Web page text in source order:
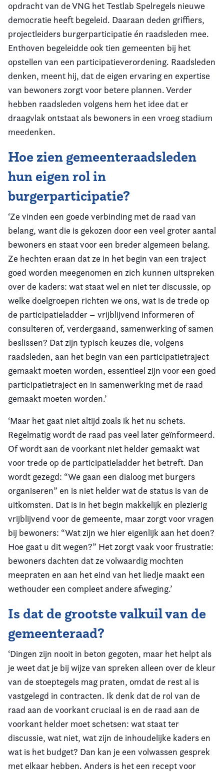
opdracht van de VNG het Testlab Spelregels nieuwe
democratie heeft begeleid. Daaraan deden griffiers,
projectleiders burgerparticipatie én raadsleden mee.
Enthoven begeleidde ook tien gemeenten bij het
opstellen van een participatieverordening. Raadsleden
denken, meent hij, dat de eigen ervaring en expertise
van bewoners zorgt voor betere plannen. Verder
hebben raadsleden volgens hem het idee dat er
draagvlak ontstaat als bewoners in een vroeg stadium
meedenken.
Hoe zien gemeenteraadsleden
hun eigen rol in
burgerparticipatie?
‘Ze vinden een goede verbinding met de raad van
belang, want die is gekozen door een veel groter aantal
bewoners en staat voor een breder algemeen belang.
Ze hechten eraan dat ze in het begin van een traject
goed worden meegenomen en zich kunnen uitspreken
over de kaders: wat staat wel en niet ter discussie, op
welke doelgroepen richten we ons, wat is de trede op
de participatieladder – vrijblijvend informeren of
consulteren of, verdergaand, samenwerking of samen
beslissen? Dat zijn typisch keuzes die, volgens
raadsleden, aan het begin van een participatietraject
gemaakt moeten worden, essentieel zijn voor een goed
participatietraject en in samenwerking met de raad
gemaakt moeten worden.’
‘Maar het gaat niet altijd zoals ik het nu schets.
Regelmatig wordt de raad pas veel later geïnformeerd.
Of wordt aan de voorkant niet helder gemaakt wat
voor trede op de participatieladder het betreft. Dan
wordt gezegd: “We gaan een dialoog met burgers
organiseren” en is niet helder wat de status is van de
uitkomsten. Dat is in het begin makkelijk en plezierig
vrijblijvend voor de gemeente, maar zorgt voor vragen
bij bewoners: “Wat zijn we hier eigenlijk aan het doen?
Hoe gaat u dit wegen?” Het zorgt vaak voor frustratie:
bewoners dachten dat ze volwaardig mochten
meepraten en aan het eind van het liedje maakt een
wethouder een compleet andere afweging.’
Is dat de grootste valkuil van de
gemeenteraad?
‘Dingen zijn nooit in beton gegoten, maar het helpt als
je weet dat je bij wijze van spreken alleen over de kleur
van de stoeptegels mag praten, omdat de rest al is
vastgelegd in contracten. Ik denk dat de rol van de
raad aan de voorkant cruciaal is en de raad aan de
voorkant helder moet schetsen: wat staat ter
discussie, wat niet, wat zijn de inhoudelijke kaders en
wat is het budget? Dan kan je een volwassen gesprek
met elkaar hebben. Anders is het een recept voor